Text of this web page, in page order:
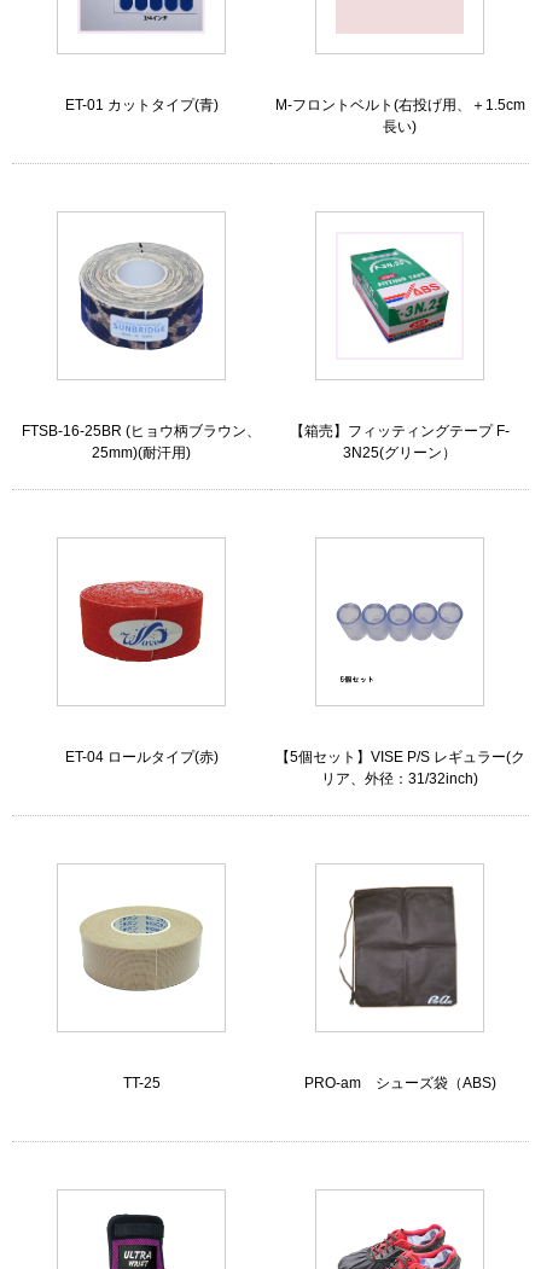
ET-01 カットタイプ(青)
M-フロントベルト(右投げ用、＋1.5cm
長い)
FTSB-16-25BR (ヒョウ柄ブラウン、
25mm)(耐汗用)
【箱売】フィッティングテープ F-
3N25(グリーン）
ET-04 ロールタイプ(赤)
【5個セット】VISE P/S レギュラー(ク
リア、外径：31/32inch)
TT-25 PRO-am シューズ袋（ABS)